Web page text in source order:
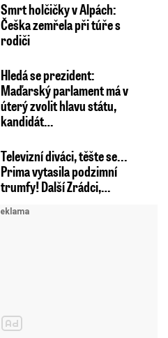
Smrt holčičky v Alpách:
Češka zemřela při túře s
rodiči
Hledá se prezident:
Maďarský parlament má v
úterý zvolit hlavu státu,
kandidát…
Televizní diváci, těšte se...
Prima vytasila podzimní
trumfy! Další Zrádci,…